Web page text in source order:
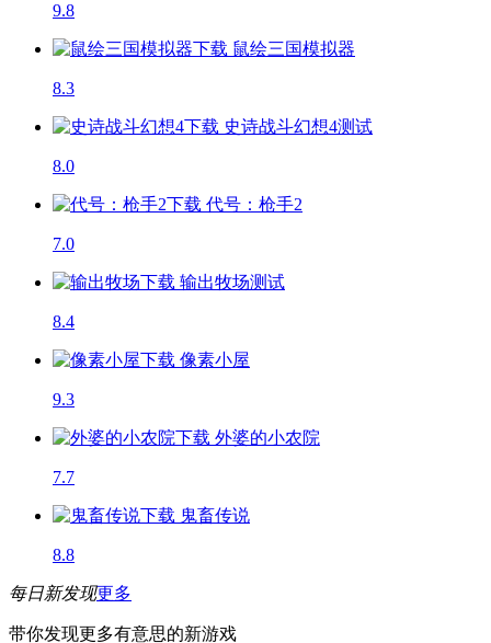
9.8
鼠绘三国模拟器
8.3
史诗战斗幻想4测试
8.0
代号：枪手2
7.0
输出牧场测试
8.4
像素小屋
9.3
外婆的小农院
7.7
鬼畜传说
8.8
每日新发现更多
带你发现更多有意思的新游戏